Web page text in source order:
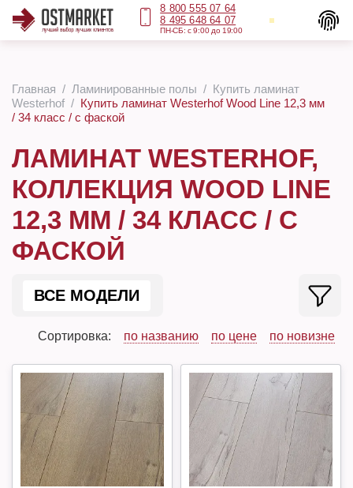
8 800 555 07 64
8 495 648 64 07
ПН-СБ: с 9:00 до 19:00
Главная Ламинированные полы
Купить ламинат
Westerhof
Купить ламинат Westerhof Wood Line 12,3 мм
/ 34 класс / с фаской
ЛАМИНАТ WESTERHOF,
КОЛЛЕКЦИЯ WOOD LINE
12,3 ММ / 34 КЛАСС / С
ФАСКОЙ
ВСЕ МОДЕЛИ
Сортировка: по названию по цене по новизне